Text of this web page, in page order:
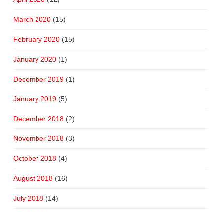
March 2020(15)
February 2020(15)
January 2020(1)
December 2019(1)
January 2019(5)
December 2018(2)
November 2018(3)
October 2018(4)
August 2018(16)
July 2018(14)